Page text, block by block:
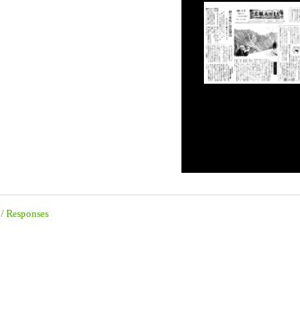
ンが必要です。</h4> <p><a href="https://www.adobe.com/
download_buttons/get_flash_player.gif" alt=" Adobe Flash
/ Responses